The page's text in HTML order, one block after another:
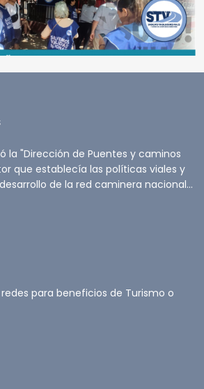
la "Dirección de Puentes y caminos
que establecía las políticas viales y
de la red caminera nacional...
para beneficios de Turismo o